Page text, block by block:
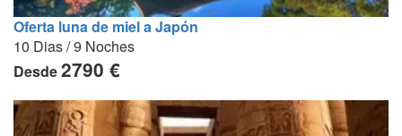
Oferta luna de miel a Japón
10 Dias / 9 Noches
Desde2790 €